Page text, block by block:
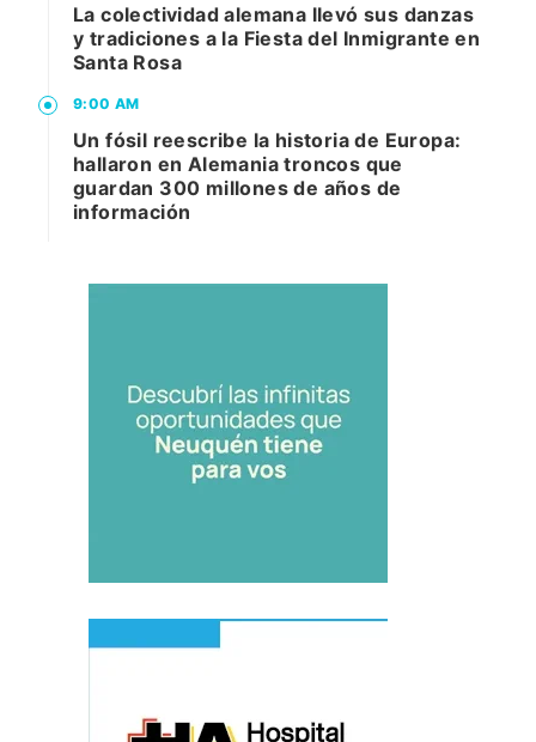
La colectividad alemana llevó sus danzas
y tradiciones a la Fiesta del Inmigrante en
Santa Rosa
9:00 AM
Un fósil reescribe la historia de Europa:
hallaron en Alemania troncos que
guardan 300 millones de años de
información